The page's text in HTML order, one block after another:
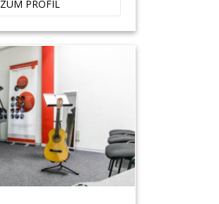
ZUM PROFIL